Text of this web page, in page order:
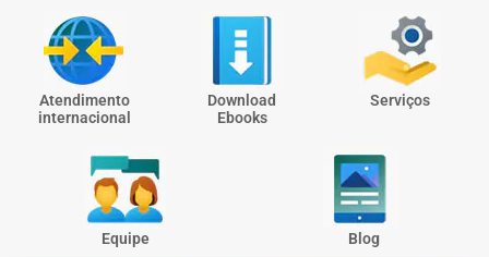
Atendimento
internacional
Download
Ebooks
Serviços
Equipe Blog